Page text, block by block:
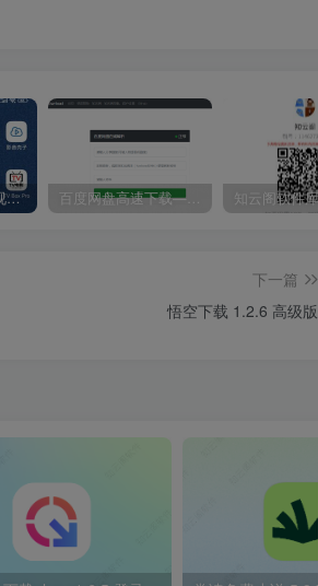
TVBox–TV盒子影视神器【附视频源和下载地址】【附自带源软件】 百度网盘高速下载——解析站点汇总
下一篇
悟空下载 1.2.6 高级版